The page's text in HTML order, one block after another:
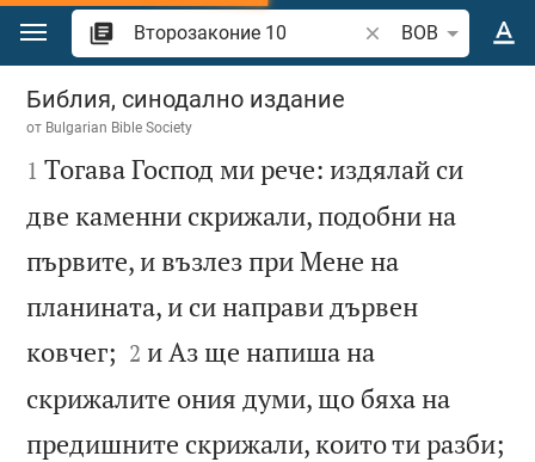
Преминете към съдържанието
Търсете стих или
BOB
Второзаконие 10
Библия, синодално издание
от Bulgarian Bible Society

1 Тогава Господ ми рече: издялай си
две каменни скрижали, подобни на
първите, и възлез при Мене на
планината, и си направи дървен
ковчег; 

2 и Аз ще напиша на
скрижалите ония думи, що бяха на
предишните скрижали, които ти разби;